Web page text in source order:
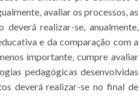
avaliar os processos, as
deverá realizar-se, anualmente,
e da comparação com a
importante, cumpre avaliar
pedagógicas desenvolvidas
deverá realizar-se no final de